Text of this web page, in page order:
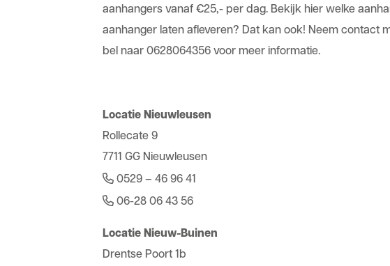
aanhangers vanaf €25,- per dag. Bekijk hier welke
aanhanger laten afleveren? Dat kan ook! Neem contact
bel naar 0628064356 voor meer informatie.
Locatie Nieuwleusen
Rollecate 9
7711 GG Nieuwleusen
0529 – 46 96 41
06-28 06 43 56
Locatie Nieuw-Buinen
Drentse Poort 1b